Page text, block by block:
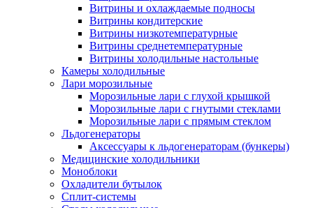
Витрины и охлаждаемые подносы
Витрины кондитерские
Витрины низкотемпературные
Витрины среднетемпературные
Витрины холодильные настольные
Камеры холодильные
Лари морозильные
Морозильные лари с глухой крышкой
Морозильные лари с гнутыми стеклами
Морозильные лари с прямым стеклом
Льдогенераторы
Аксессуары к льдогенераторам (бункеры)
Медицинские холодильники
Моноблоки
Охладители бутылок
Сплит-системы